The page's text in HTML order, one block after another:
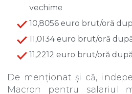
vechime
10,8056 euro brut/oră
11,0134 euro brut/oră
11,2212 euro brut/oră
De menționat și că,
Macron pentru salariul